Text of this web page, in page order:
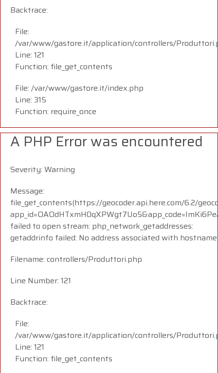
Backtrace:
File:
/var/www/gastore.it/application/controllers/
Line: 121
Function: file_get_contents
File: /var/www/gastore.it/index.php
Line: 315
Function: require_once
A PHP Error was encountered
Severity: Warning
Message:
file_get_contents(https://geocoder.api.here.com/6.2/
failed to open stream: php_network_getaddresses:
getaddrinfo failed: No address associated with hostname
Filename: controllers/Produttori.php
Line Number: 121
Backtrace:
File:
/var/www/gastore.it/application/controllers/
Line: 121
Function: file_get_contents